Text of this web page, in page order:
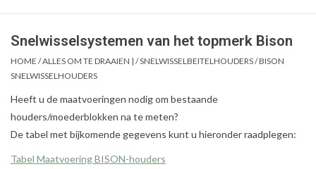
Home
Snelwisselsystemen van het topmerk Bison
HOME /ALLES OM TE DRAAIEN | /SNELWISSELBEITELHOUDERS/BISON
SNELWISSELHOUDERS
Heeft u de maatvoeringen nodig om bestaande
houders/moederblokken na te meten?
De tabel met bijkomende gegevens kunt u hieronder raadplegen:
Tabel Maatvoering BISON-houders